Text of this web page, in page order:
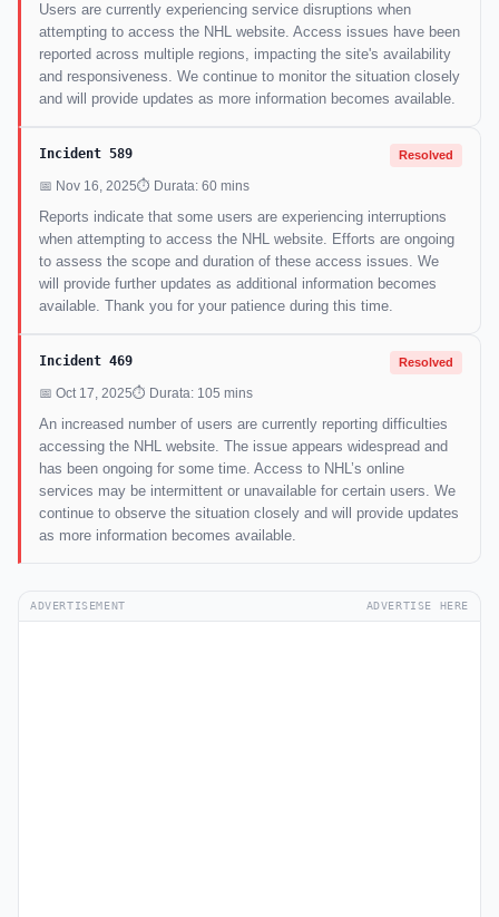
Users are currently experiencing service disruptions when
attempting to access the NHL website. Access issues have been
reported across multiple regions, impacting the site's availability
and responsiveness. We continue to monitor the situation closely
and will provide updates as more information becomes available.
Incident 589 Resolved
📅 Nov 16, 2025⏱ Durata: 60 mins
Reports indicate that some users are experiencing interruptions
when attempting to access the NHL website. Efforts are ongoing
to assess the scope and duration of these access issues. We
will provide further updates as additional information becomes
available. Thank you for your patience during this time.
Incident 469 Resolved
📅 Oct 17, 2025⏱ Durata: 105 mins
An increased number of users are currently reporting difficulties
accessing the NHL website. The issue appears widespread and
has been ongoing for some time. Access to NHL’s online
services may be intermittent or unavailable for certain users. We
continue to observe the situation closely and will provide updates
as more information becomes available.
ADVERTISEMENT ADVERTISE HERE